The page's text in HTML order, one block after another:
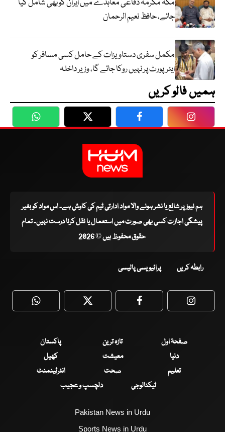
مکہ مکرمہ دفاعی معاہدے میں ایران کو بھی شامل کیا
جائے، حافظ نعیم الرحمان
مکمل سفری دستاویزات کے حامل کسی مسافر کو
ایئرپورٹ پر نہیں روکا جائے گا، وزیر داخلہ
ہمیں فالو کریں
WhatsApp Twitter Facebook
ہم نیوز پر شائع یا نشر ہونے والا مواد ادارتی ٹیم کی کاوش ہے۔ اس مواد کو بغیر
پیشگی اجازت کسی بھی صورت میں استعمال یا نقل کرنا درست نہیں۔ تمام
حقوق محفوظ ہیں © 2026
رابطہ کریں پرائیویسی پالیسی
WhatsApp Twitter Facebook
صفحۂ اول تازہ ترین
پاکستان
دنیا
معیشت
کھیل
تعلیم
صحت
انٹرٹینمنٹ
ٹیکنالوجی
دلچسپ و عجیب
Pakistan News in Urdu
Sports News in Urdu